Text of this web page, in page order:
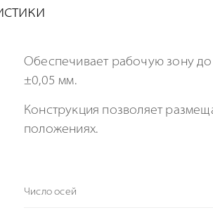
Обеспечивает рабочую зону
±0,05 мм.
Конструкция позволяет
положениях.
Число осей